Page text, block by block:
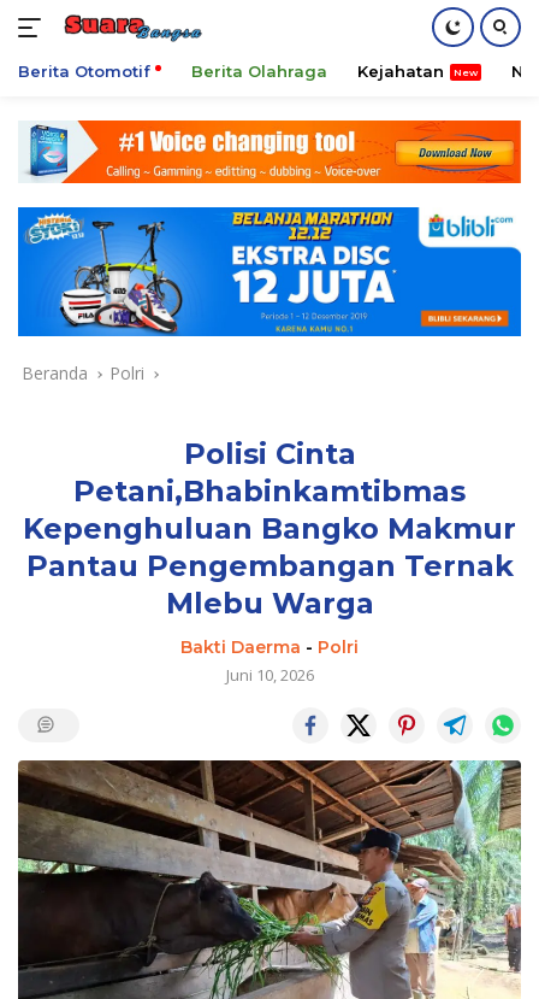
konten
Berita Otomotif Berita Olahraga Kejahatan
Beranda Polri
Polisi Cinta
Petani,Bhabinkamtibmas
Kepenghuluan Bangko Makmur
Pantau Pengembangan Ternak
Mlebu Warga
Bakti Daerma - Polri
Juni 10, 2026